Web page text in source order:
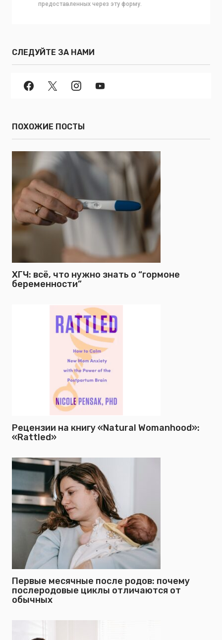
предоставленных через эту форму.
СЛЕДУЙТЕ ЗА НАМИ
ПОХОЖИЕ ПОСТЫ
ХГЧ: всё, что нужно знать о “гормоне
беременности”
Рецензии на книгу «Natural Womanhood»:
«Rattled»
Первые месячные после родов: почему
послеродовые циклы отличаются от
обычных